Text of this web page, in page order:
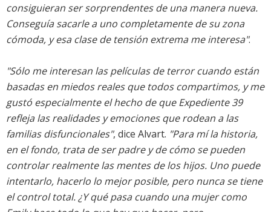
consiguieran ser sorprendentes de una manera nueva.
Conseguía sacarle a uno completamente de su zona
cómoda, y esa clase de tensión extrema me interesa".
"Sólo me interesan las películas de terror cuando están
basadas en miedos reales que todos compartimos, y me
gustó especialmente el hecho de que Expediente 39
refleja las realidades y emociones que rodean a las
familias disfuncionales", dice Alvart. "Para mí la historia,
en el fondo, trata de ser padre y de cómo se pueden
controlar realmente las mentes de los hijos. Uno puede
intentarlo, hacerlo lo mejor posible, pero nunca se tiene
el control total. ¿Y qué pasa cuando una mujer como